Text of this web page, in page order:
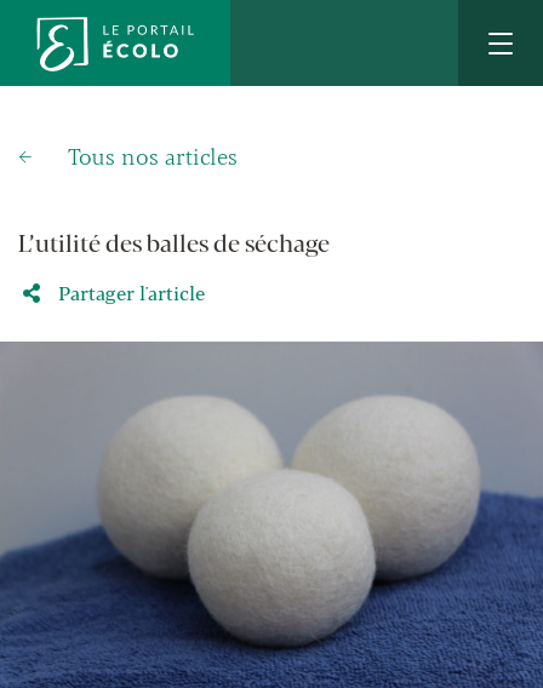
Tous nos articles
L’utilité des balles de séchage
Partager l'article